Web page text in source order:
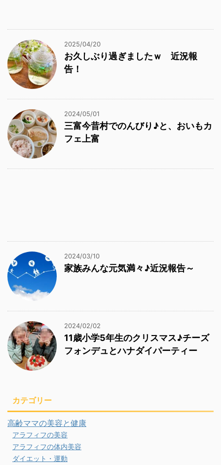
2025/04/20
お久しぶり過ぎましたｗ 近況報
告！
2024/05/01
三富今昔村でのんびり♪と、おいもカ
フェ上富
2024/03/10
家族みんな元気満々♪近況報告～
2024/02/02
11歳小学5年生のクリスマス♪チーズ
フォンデュとハナダイパーティー
カテゴリー
高齢ママの美容と健康
アラフィフの美容
アラフィフの体内美容
ダイエット・運動